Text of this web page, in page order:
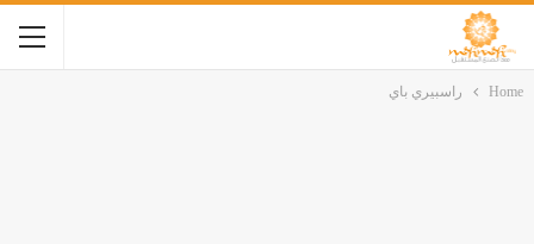
Home راسبيري باي